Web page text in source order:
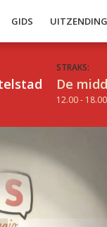
GIDS
STRAKS:
De
12.00 -